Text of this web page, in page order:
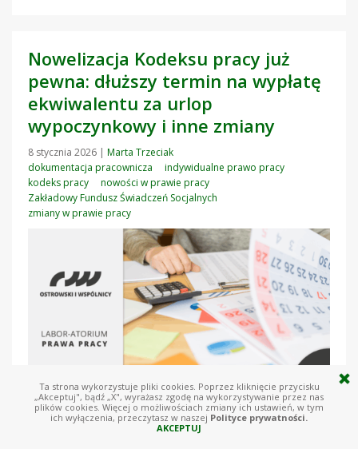
Nowelizacja Kodeksu pracy już
pewna: dłuższy termin na wypłatę
ekwiwalentu za urlop
wypoczynkowy i inne zmiany
8 stycznia 2026
Marta Trzeciak
dokumentacja pracownicza
indywidualne prawo pracy
kodeks pracy
nowości w prawie pracy
Zakładowy Fundusz Świadczeń Socjalnych
zmiany w prawie pracy
7 stycznia Prezydent podpisał ustawę nowelizującą Kodeks pracy
oraz ustawę o Zakładowym Funduszu Świadczeń Socjalnych. Nowe
Ta strona wykorzystuje pliki cookies. Poprzez kliknięcie przycisku
„Akceptuj", bądź „X", wyrażasz zgodę na wykorzystywanie przez nas
plików cookies. Więcej o możliwościach zmiany ich ustawień, w tym
ich wyłączenia, przeczytasz w naszej Polityce prywatności.
AKCEPTUJ